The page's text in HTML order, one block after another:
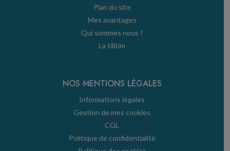
Plan du site
Mes avantages
Qui sommes nous ?
La tilitim
NOS MENTIONS LÉGALES
Informations légales
Gestion de mes cookies
CGL
Politique de confidentialité